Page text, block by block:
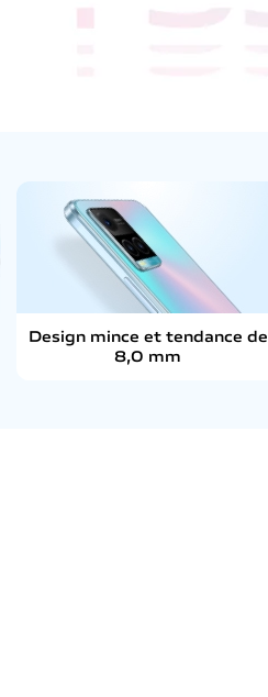
Design mince et tendance de
8,0 mm